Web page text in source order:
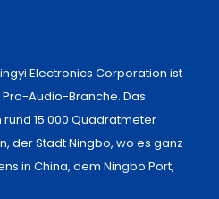
Electronics Corporation ist
Audio-Branche. Das
15.000 Quadratmeter
der Stadt Ningbo, wo es ganz
in China, dem Ningbo Port,